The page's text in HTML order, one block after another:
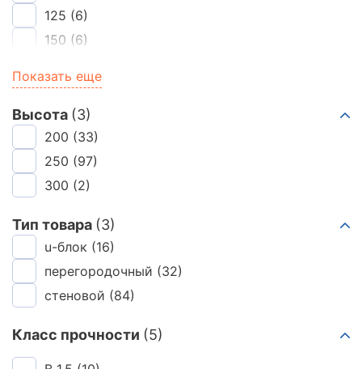
125 (6)
150 (6)
200(15)
250 (10)
300 (23)
350 (13)
375 (11)
450(1)
(12)
75
Показать еще
Высота (3)
200 (33)
250 (97)
300 (2)
Тип товара (3)
u-блок (16)
перегородочный (32)
стеновой (84)
Класс прочности (5)